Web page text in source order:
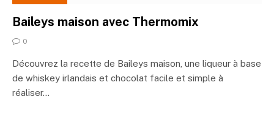
Baileys maison avec Thermomix
0
Découvrez la recette de Baileys maison, une liqueur à base
de whiskey irlandais et chocolat facile et simple à
réaliser…